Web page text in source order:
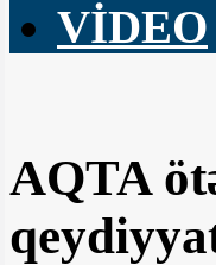
VİDEO
AQTA